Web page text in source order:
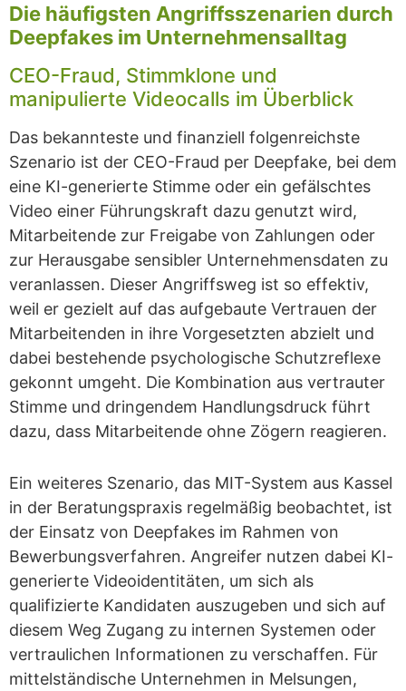
Die häufigsten Angriffsszenarien durch
Deepfakes im Unternehmensalltag
CEO-Fraud, Stimmklone und
manipulierte Videocalls im Überblick
Das bekannteste und finanziell folgenreichste
Szenario ist der CEO-Fraud per Deepfake, bei dem
eine KI-generierte Stimme oder ein gefälschtes
Video einer Führungskraft dazu genutzt wird,
Mitarbeitende zur Freigabe von Zahlungen oder
zur Herausgabe sensibler Unternehmensdaten zu
veranlassen. Dieser Angriffsweg ist so effektiv,
weil er gezielt auf das aufgebaute Vertrauen der
Mitarbeitenden in ihre Vorgesetzten abzielt und
dabei bestehende psychologische Schutzreflexe
gekonnt umgeht. Die Kombination aus vertrauter
Stimme und dringendem Handlungsdruck führt
dazu, dass Mitarbeitende ohne Zögern reagieren.
Ein weiteres Szenario, das MIT-System aus Kassel
in der Beratungspraxis regelmäßig beobachtet, ist
der Einsatz von Deepfakes im Rahmen von
Bewerbungsverfahren. Angreifer nutzen dabei KI-
generierte Videoidentitäten, um sich als
qualifizierte Kandidaten auszugeben und sich auf
diesem Weg Zugang zu internen Systemen oder
vertraulichen Informationen zu verschaffen. Für
mittelständische Unternehmen in Melsungen,